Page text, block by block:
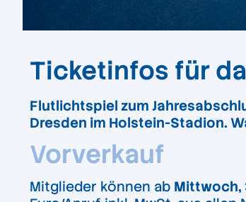
Ticketinfos für
Flutlichtspiel zum
Dresden im Holstein-Stadion.
Vorverkauf
Mitglieder können ab Mittwoch,